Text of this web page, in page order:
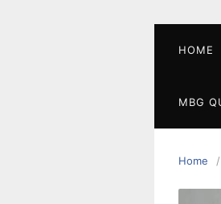
HOME
MBG
Home